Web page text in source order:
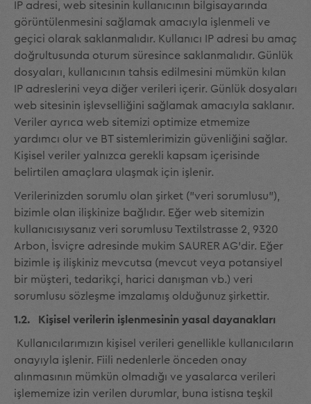
IP adresi, web sitesinin kullanıcının bilgisayarında
görüntülenmesini sağlamak amacıyla işlenmeli ve
geçici olarak saklanmalıdır. Kullanıcı IP adresi bu amaç
doğrultusunda oturum süresince saklanmalıdır. Günlük
dosyaları, kullanıcının tahsis edilmesini mümkün kılan
IP adreslerini veya diğer verileri içerir. Günlük dosyaları
web sitesinin işlevselliğini sağlamak amacıyla saklanır.
Veriler ayrıca web sitemizi optimize etmemize
yardımcı olur ve BT sistemlerimizin güvenliğini sağlar.
Kişisel veriler yalnızca gerekli kapsam içerisinde
belirtilen amaçlara ulaşmak için işlenir.
Verilerinizden sorumlu olan şirket ("veri sorumlusu"),
bizimle olan ilişkinize bağlıdır. Eğer web sitemizin
kullanıcısıysanız veri sorumlusu Textilstrasse 2, 9320
Arbon, İsviçre adresinde mukim SAURER AG'dir. Eğer
bizimle iş ilişkiniz mevcutsa (mevcut veya potansiyel
bir müşteri, tedarikçi, harici danışman vb.) veri
sorumlusu sözleşme imzalamış olduğunuz şirkettir.
1.2. Kişisel verilerin işlenmesinin yasal dayanakları
Kullanıcılarımızın kişisel verileri genellikle kullanıcıların
onayıyla işlenir. Fiili nedenlerle önceden onay
alınmasının mümkün olmadığı ve yasalarca verileri
işlememize izin verilen durumlar, buna istisna teşkil